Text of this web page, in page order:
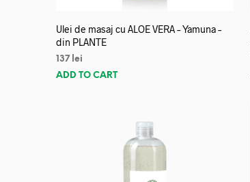
Ulei de masaj cu ALOE VERA – Yamuna –
din PLANTE
137 lei
ADD TO CART